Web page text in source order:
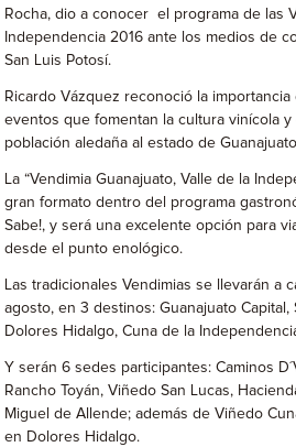
Rocha, dio a conocer el programa de las
Independencia 2016 ante los medios de
San Luis Potosí.
Ricardo Vázquez reconoció la
eventos que fomentan la cultura vinícola
población aledaña al estado de
La “Vendimia Guanajuato, Valle de la
gran formato dentro del programa
Sabe!, y será una excelente opción para
desde el punto enológico.
Las tradicionales Vendimias se llevarán a
agosto, en 3 destinos: Guanajuato
Dolores Hidalgo, Cuna de la
Y serán 6 sedes participantes: Caminos
Rancho Toyán, Viñedo San Lucas,
Miguel de Allende; además de Viñedo
en Dolores Hidalgo.